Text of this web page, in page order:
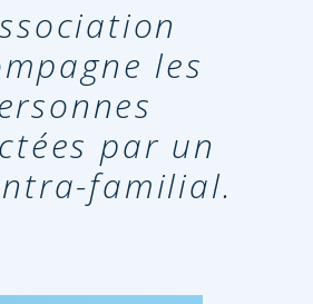
les
par un
familial.